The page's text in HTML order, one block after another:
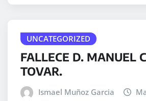
UNCATEGORIZED
FALLECE D. MANUEL
TOVAR.
Ismael Muñoz Garcia